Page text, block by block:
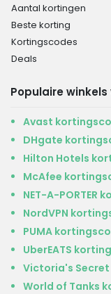
Aantal kortingen
Beste korting
Kortingscodes
Deals
Populaire
Avast
DHgate
Hilton Hotels
McAfee
NET-A-PORTER
NordVPN
PUMA
UberEATS
Victoria's
World of Tanks